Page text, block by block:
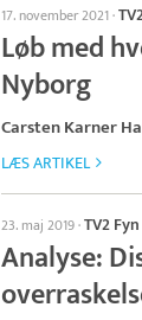
17. november 2021·
Løb med
Nyborg
Carsten Karner
LÆS ARTIKEL
23. maj 2019·TV2 Fyn
Analyse: